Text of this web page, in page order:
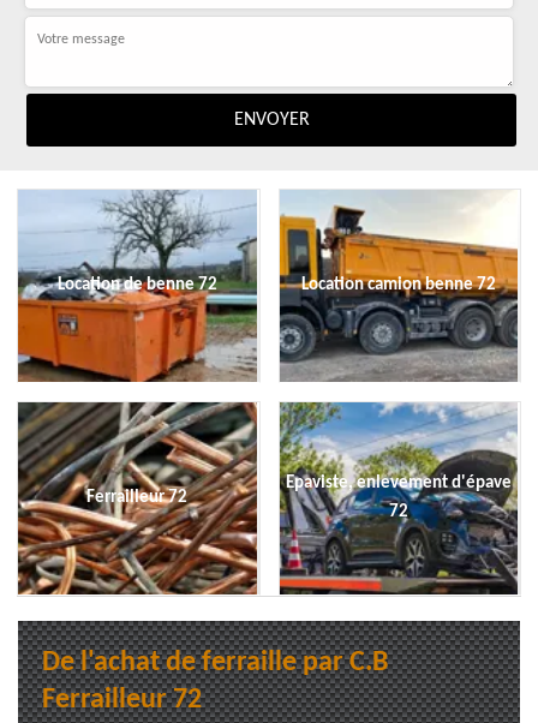
Location de benne 72 Location camion benne 72
Ferrailleur 72
Epaviste, enlevement d'épave
72
De l'achat de ferraille par C.B
Ferrailleur 72